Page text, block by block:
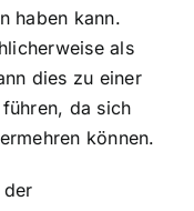
haben kann.
als
dies zu einer
da sich
können.
der